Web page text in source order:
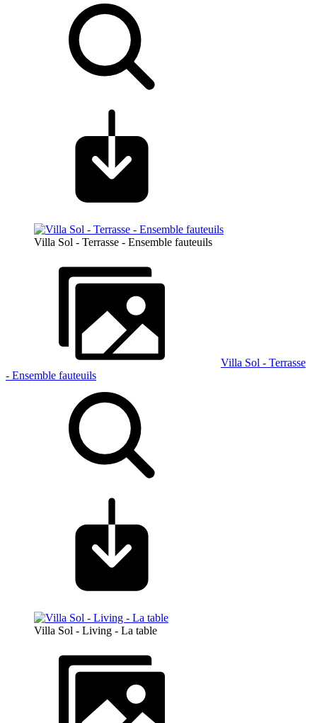
Villa Sol - Terrasse - Ensemble fauteuils
Villa Sol - Terrasse
- Ensemble fauteuils
Villa Sol - Living - La table